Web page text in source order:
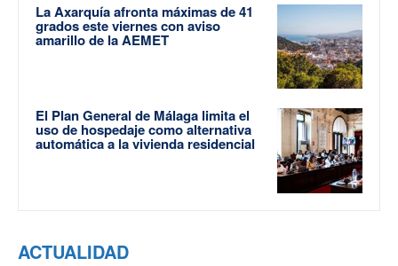
La Axarquía afronta máximas de 41
grados este viernes con aviso
amarillo de la AEMET
El Plan General de Málaga limita el
uso de hospedaje como alternativa
automática a la vivienda residencial
ACTUALIDAD